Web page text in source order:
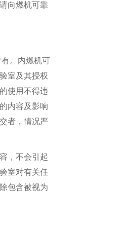
向燃机可靠
。内燃机可
室及其授权
使用不得违
内容及影响
者，情况严
， 不会引起
室对有关任
包含被视为